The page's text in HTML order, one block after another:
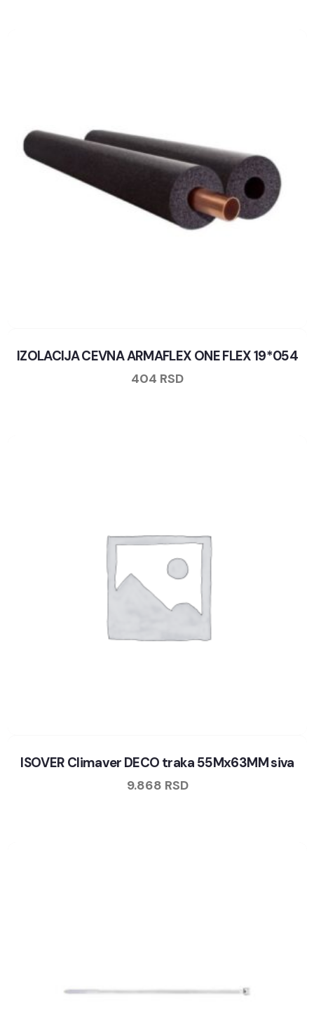
IZOLACIJA CEVNA ARMAFLEX ONE FLEX 19*054
404 RSD
ISOVER Climaver DECO traka 55Mx63MM siva
9.868 RSD